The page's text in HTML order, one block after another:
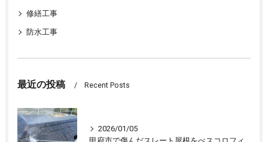
修繕工事
防水工事
最近の投稿 Recent Posts
2026/01/05